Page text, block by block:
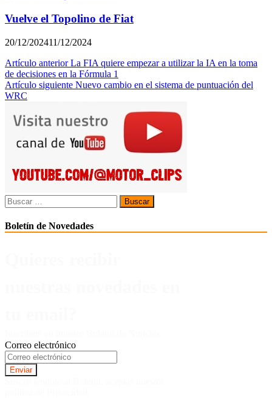
Vuelve el Topolino de Fiat
20/12/202411/12/2024
Navegación
de
entradas
Artículo anterior La FIA quiere empezar a utilizar la IA en la toma
de decisiones en la Fórmula 1
Artículo siguiente Nuevo cambio en el sistema de puntuación del
WRC
Buscar:
Boletín de Novedades
Correo electrónico